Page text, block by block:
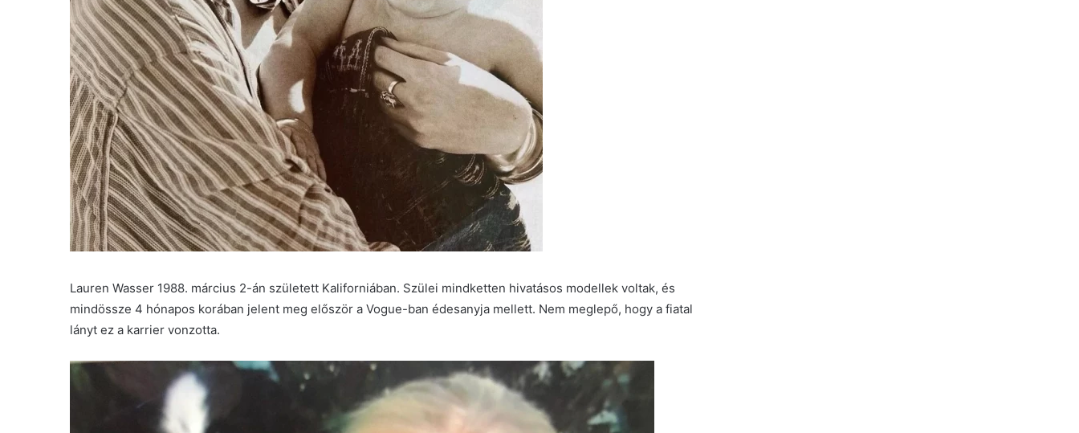
Lauren Wasser 1988. március 2-án született Kaliforniában. Szülei mindketten hivatásos modellek voltak, és
mindössze 4 hónapos korában jelent meg először a Vogue-ban édesanyja mellett. Nem meglepő, hogy a fiatal
lányt ez a karrier vonzotta.